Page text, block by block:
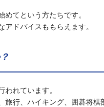
てという方たちです。
ドバイスももらえます。
れています。
行、ハイキング、囲碁将棋